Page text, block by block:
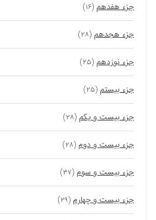
جزء هفدهم (۱۶)
جزء هجدهم (۲۸)
جزء نوزدهم (۲۵)
جزء بیستم (۲۵)
جزء بیست و یکم (۲۸)
جزء بیست و دوم (۲۸)
جزء بیست و سوم (۳۷)
جزء بیست و چهارم (۲۹)